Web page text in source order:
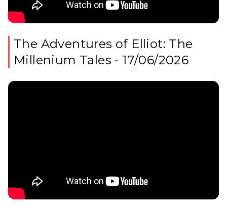
The Adventures of Elliot: The
Millenium Tales - 17/06/2026